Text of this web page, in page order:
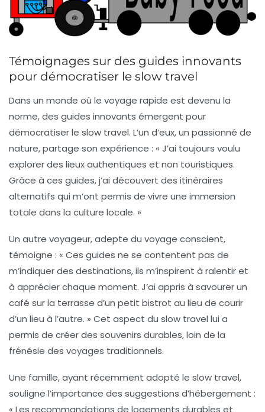
Témoignages sur des guides innovants
pour démocratiser le slow travel
Dans un monde où le voyage rapide est devenu la
norme, des guides innovants émergent pour
démocratiser le slow travel. L’un d’eux, un passionné de
nature, partage son expérience : « J’ai toujours voulu
explorer des lieux authentiques et non touristiques.
Grâce à ces guides, j’ai découvert des itinéraires
alternatifs qui m’ont permis de vivre une immersion
totale dans la culture locale. »
Un autre voyageur, adepte du voyage conscient,
témoigne : « Ces guides ne se contentent pas de
m’indiquer des destinations, ils m’inspirent à ralentir et
à apprécier chaque moment. J’ai appris à savourer un
café sur la terrasse d’un petit bistrot au lieu de courir
d’un lieu à l’autre. » Cet aspect du slow travel lui a
permis de créer des souvenirs durables, loin de la
frénésie des voyages traditionnels.
Une famille, ayant récemment adopté le slow travel,
souligne l’importance des suggestions d’hébergement :